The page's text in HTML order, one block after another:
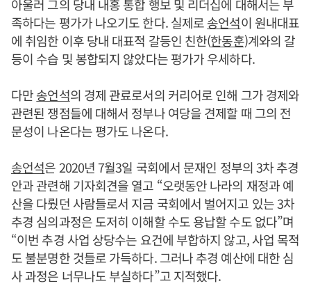
아울러 그의 당내 내홍 통합 행보 및 리더십에 대해서는 부
족하다는 평가가 나오기도 한다. 실제로송언석이 원내대표
에 취임한 이후 당내 대표적 갈등인 친한(한동훈)계와의 갈
등이 수습 및 봉합되지 않았다는 평가가 우세하다.
다만송언석의 경제 관료로서의 커리어로 인해 그가 경제와
관련된 쟁점들에 대해서 정부나 여당을 견제할 때 그의 전
문성이 나온다는 평가도 나온다.
송언석은 2020년 7월3일 국회에서 문재인 정부의 3차 추경
안과 관련해 기자회견을 열고 “오랫동안 나라의 재정과 예
산을 다뤘던 사람들로서 지금 국회에서 벌어지고 있는 3차
추경 심의과정은 도저히 이해할 수도 용납할 수도 없다”며
“이번 추경 사업 상당수는 요건에 부합하지 않고, 사업 목적
도 불분명한 것들로 가득하다. 그러나 추경 예산에 대한 심
사 과정은 너무나도 부실하다”고 지적했다.